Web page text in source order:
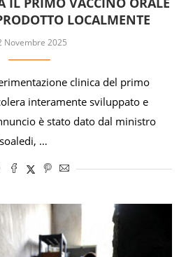
LOCALMENTE
Novembre 2025
clinica del primo
interamente sviluppato e
è stato dato dal ministro
…